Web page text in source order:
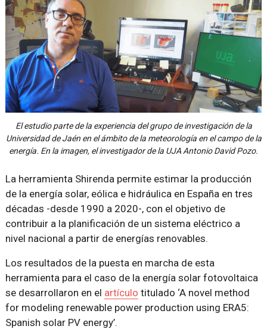
El estudio parte de la experiencia del grupo de investigación de la
Universidad de Jaén en el ámbito de la meteorología en el campo de la
energía. En la imagen, el investigador de la UJA Antonio David Pozo.
La herramienta Shirenda permite estimar la producción
de la energía solar, eólica e hidráulica en España en tres
décadas -desde 1990 a 2020-, con el objetivo de
contribuir a la planificación de un sistema eléctrico a
nivel nacional a partir de energías renovables.
Los resultados de la puesta en marcha de esta
herramienta para el caso de la energía solar fotovoltaica
se desarrollaron en el artículo titulado ‘A novel method
for modeling renewable power production using ERA5:
Spanish solar PV energy’.